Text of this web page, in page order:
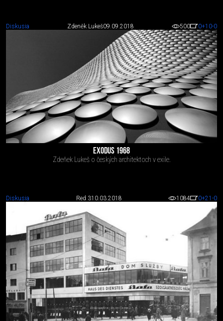
Diskusia Zdeněk Lukeš09.09.2018 500 0+10-0
EXODUS 1968
Zdeňek Lukeš o českých architektoch v exile.
Diskusia Red 310.03.2018 1084 0+21 -0